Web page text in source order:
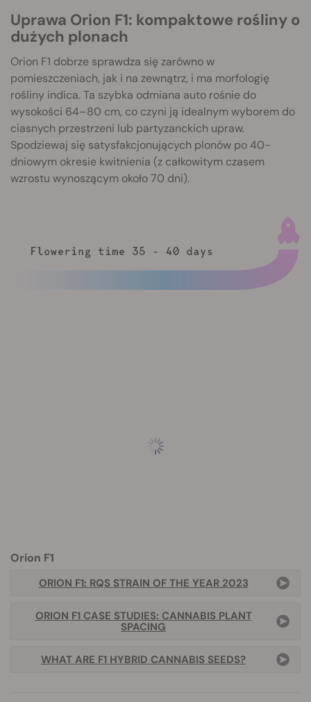
Uprawa Orion F1: kompaktowe rośliny o
dużych plonach
Orion F1 dobrze sprawdza się zarówno w
pomieszczeniach, jak i na zewnątrz, i ma morfologię
rośliny indica. Ta szybka odmiana auto rośnie do
wysokości 64–80 cm, co czyni ją idealnym wyborem do
ciasnych przestrzeni lub partyzanckich upraw.
Spodziewaj się satysfakcjonujących plonów po 40-
dniowym okresie kwitnienia (z całkowitym czasem
wzrostu wynoszącym około 70 dni).
Orion F1
ORION F1: RQS STRAIN OF THE YEAR 2023
ORION F1 CASE STUDIES: CANNABIS PLANT
SPACING
WHAT ARE F1 HYBRID CANNABIS SEEDS?